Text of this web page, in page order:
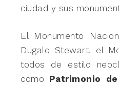
ciudad y sus
El Monumento
Dugald Stewart, el
todos de estilo
como Patrimonio